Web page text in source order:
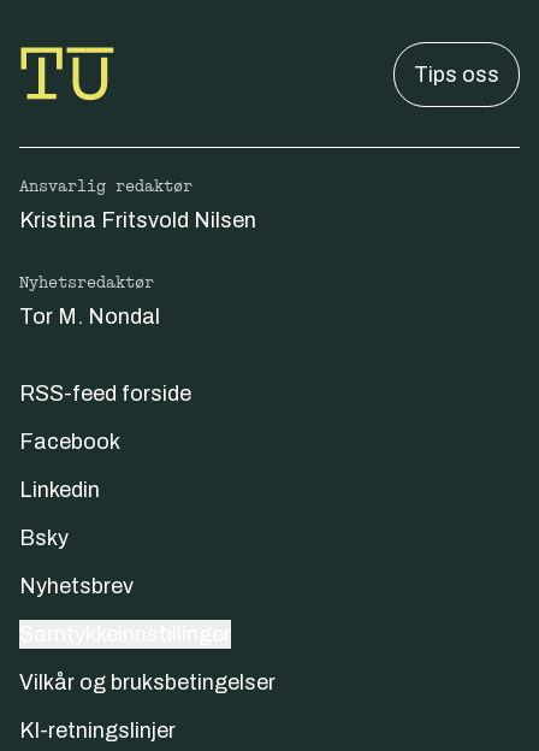
Tips oss
Ansvarlig redaktør
Kristina Fritsvold Nilsen
Nyhetsredaktør
Tor M. Nondal
RSS-feed forside
Facebook
Linkedin
Bsky
Nyhetsbrev
Vilkår og bruksbetingelser
KI-retningslinjer